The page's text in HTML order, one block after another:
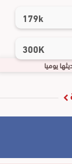
179k
300K
يوميا